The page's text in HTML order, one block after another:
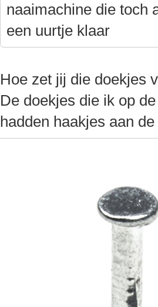
naaimachine die toch
een uurtje klaar
Hoe zet jij die doekjes
De doekjes die ik op
hadden haakjes aan